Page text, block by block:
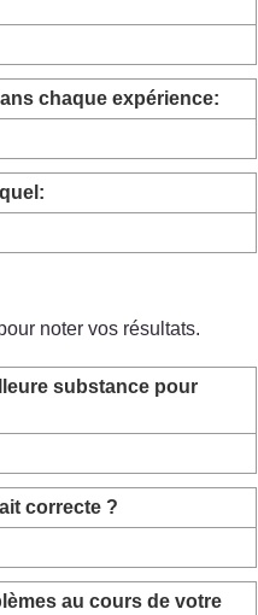
chaque expérience:
noter vos résultats.
substance pour
correcte ?
au cours de votre